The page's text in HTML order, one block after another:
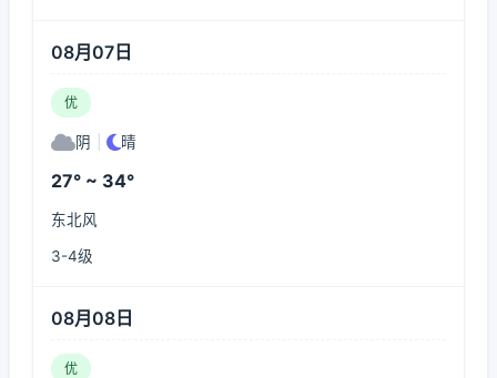
08月07日
优
阴 晴
27° ~ 34°
东北风
3-4级
08月08日
优